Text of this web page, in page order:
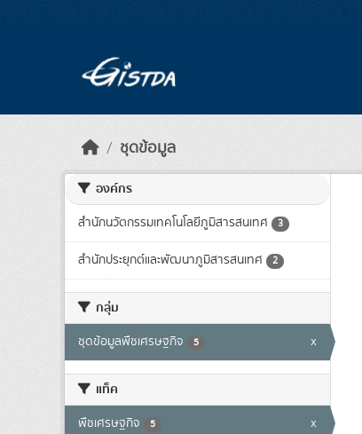
ชุดข้อมูล
องค์กร
สำนักนวัตกรรมเทคโนโลยีภูมิสารสนเทศ 3
สำนักประยุกต์และพัฒนาภูมิสารสนเทศ 2
กลุ่ม
ชุดข้อมูลพืชเศรษฐกิจ 5 x
แท็ค
พืชเศรษฐกิจ 5 x